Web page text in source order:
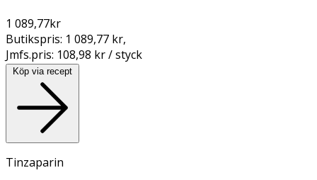
1 089,77kr
Butikspris: 1 089,77 kr,
Jmfs.pris: 108,98 kr / styck
Köp via recept
Tinzaparin